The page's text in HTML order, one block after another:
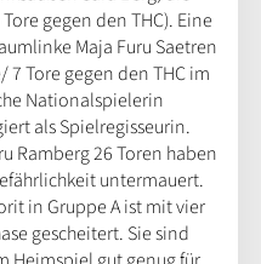
gegen den THC). Eine
Maja Furu Saetren
Tore gegen den THC im
Nationalspielerin
als Spielregisseurin.
Ramberg 26 Toren haben
untermauert.
in Gruppe A ist mit vier
gescheitert. Sie sind